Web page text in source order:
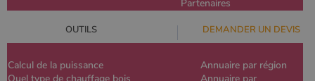
Partenaires
OUTILS DEMANDER UN DEVIS
Calcul de la puissance
Annuaire par région